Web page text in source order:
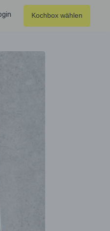
Kochbox wählen